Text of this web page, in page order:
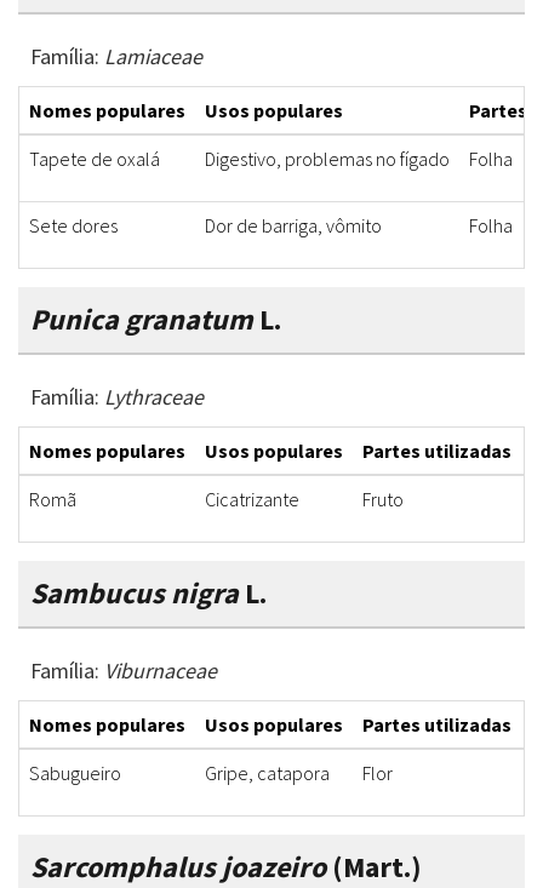
Família: Lamiaceae
Nomes populares Usos populares
Partes
Tapete de oxalá
Digestivo, problemas no fígado Folha
Sete dores Dor de barriga, vômito Folha
Punica granatumL.
Família: Lythraceae
Nomes populares Usos populares Partes utilizadas
Romã
Cicatrizante Fruto
Sambucus nigraL.
Família: Viburnaceae
Nomes populares Usos populares Partes utilizadas
Sabugueiro
Gripe, catapora Flor
Sarcomphalus joazeiro(Mart.)